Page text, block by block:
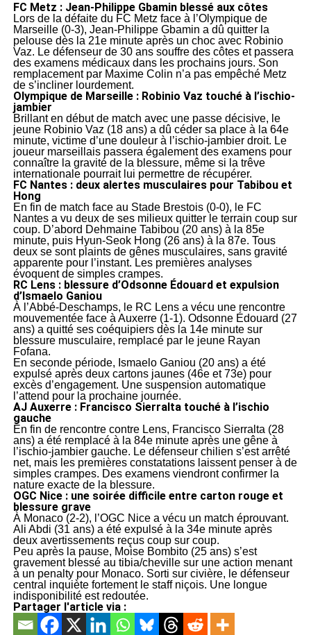
FC Metz : Jean-Philippe Gbamin blessé aux côtes
Lors de la défaite du FC Metz face à l’Olympique de
Marseille (0-3), Jean-Philippe Gbamin a dû quitter la
pelouse dès la 21e minute après un choc avec Robinio
Vaz. Le défenseur de 30 ans souffre des côtes et passera
des examens médicaux dans les prochains jours. Son
remplacement par Maxime Colin n’a pas empêché Metz
de s’incliner lourdement.
Olympique de Marseille : Robinio Vaz touché à l’ischio-
jambier
Brillant en début de match avec une passe décisive, le
jeune Robinio Vaz (18 ans) a dû céder sa place à la 64e
minute, victime d’une douleur à l’ischio-jambier droit. Le
joueur marseillais passera également des examens pour
connaître la gravité de la blessure, même si la trêve
internationale pourrait lui permettre de récupérer.
FC Nantes : deux alertes musculaires pour Tabibou et
Hong
En fin de match face au Stade Brestois (0-0), le FC
Nantes a vu deux de ses milieux quitter le terrain coup sur
coup. D’abord Dehmaine Tabibou (20 ans) à la 85e
minute, puis Hyun-Seok Hong (26 ans) à la 87e. Tous
deux se sont plaints de gênes musculaires, sans gravité
apparente pour l’instant. Les premières analyses
évoquent de simples crampes.
RC Lens : blessure d’Odsonne Édouard et expulsion
d’Ismaelo Ganiou
À l’Abbé-Deschamps, le RC Lens a vécu une rencontre
mouvementée face à Auxerre (1-1). Odsonne Édouard (27
ans) a quitté ses coéquipiers dès la 14e minute sur
blessure musculaire, remplacé par le jeune Rayan
Fofana.
En seconde période, Ismaelo Ganiou (20 ans) a été
expulsé après deux cartons jaunes (46e et 73e) pour
excès d’engagement. Une suspension automatique
l’attend pour la prochaine journée.
AJ Auxerre : Francisco Sierralta touché à l’ischio
gauche
En fin de rencontre contre Lens, Francisco Sierralta (28
ans) a été remplacé à la 84e minute après une gêne à
l’ischio-jambier gauche. Le défenseur chilien s’est arrêté
net, mais les premières constatations laissent penser à de
simples crampes. Des examens viendront confirmer la
nature exacte de la blessure.
OGC Nice : une soirée difficile entre carton rouge et
blessure grave
À Monaco (2-2), l’OGC Nice a vécu un match éprouvant.
Ali Abdi (31 ans) a été expulsé à la 34e minute après
deux avertissements reçus coup sur coup.
Peu après la pause, Moise Bombito (25 ans) s’est
gravement blessé au tibia/cheville sur une action menant
à un penalty pour Monaco. Sorti sur civière, le défenseur
central inquiète fortement le staff niçois. Une longue
indisponibilité est redoutée.
Partager l'article via :